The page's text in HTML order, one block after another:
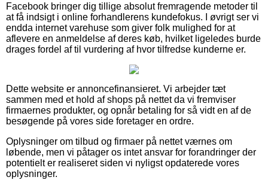
Facebook bringer dig tillige absolut fremragende metoder til
at få indsigt i online forhandlerens kundefokus. I øvrigt ser vi
endda internet varehuse som giver folk mulighed for at
aflevere en anmeldelse af deres køb, hvilket ligeledes burde
drages fordel af til vurdering af hvor tilfredse kunderne er.
Dette website er annoncefinansieret. Vi arbejder tæt
sammen med et hold af shops på nettet da vi fremviser
firmaernes produkter, og opnår betaling for så vidt en af de
besøgende på vores side foretager en ordre.
Oplysninger om tilbud og firmaer på nettet værnes om
løbende, men vi påtager os intet ansvar for forandringer der
potentielt er realiseret siden vi nyligst opdaterede vores
oplysninger.